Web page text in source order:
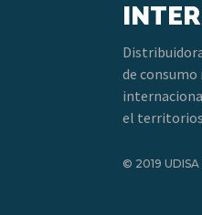
de consumo
el
© 2019 UDISA